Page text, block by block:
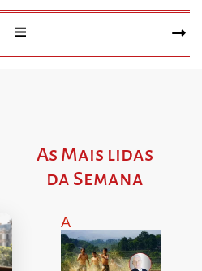
As Mais lidas
da Semana
A